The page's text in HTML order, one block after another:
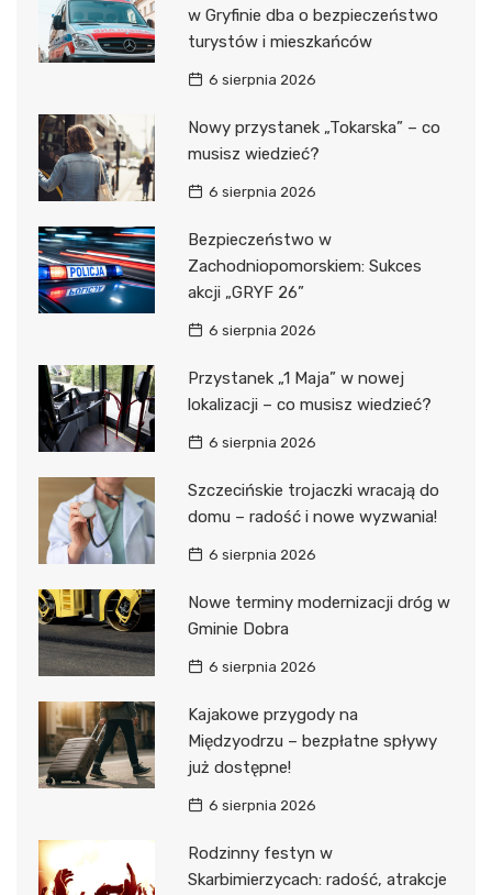
w Gryfinie dba o bezpieczeństwo
turystów i mieszkańców
6 sierpnia 2026
Nowy przystanek „Tokarska” – co
musisz wiedzieć?
6 sierpnia 2026
Bezpieczeństwo w
Zachodniopomorskiem: Sukces
akcji „GRYF 26”
6 sierpnia 2026
Przystanek „1 Maja” w nowej
lokalizacji – co musisz wiedzieć?
6 sierpnia 2026
Szczecińskie trojaczki wracają do
domu – radość i nowe wyzwania!
6 sierpnia 2026
Nowe terminy modernizacji dróg w
Gminie Dobra
6 sierpnia 2026
Kajakowe przygody na
Międzyodrzu – bezpłatne spływy
już dostępne!
6 sierpnia 2026
Rodzinny festyn w
Skarbimierzycach: radość, atrakcje